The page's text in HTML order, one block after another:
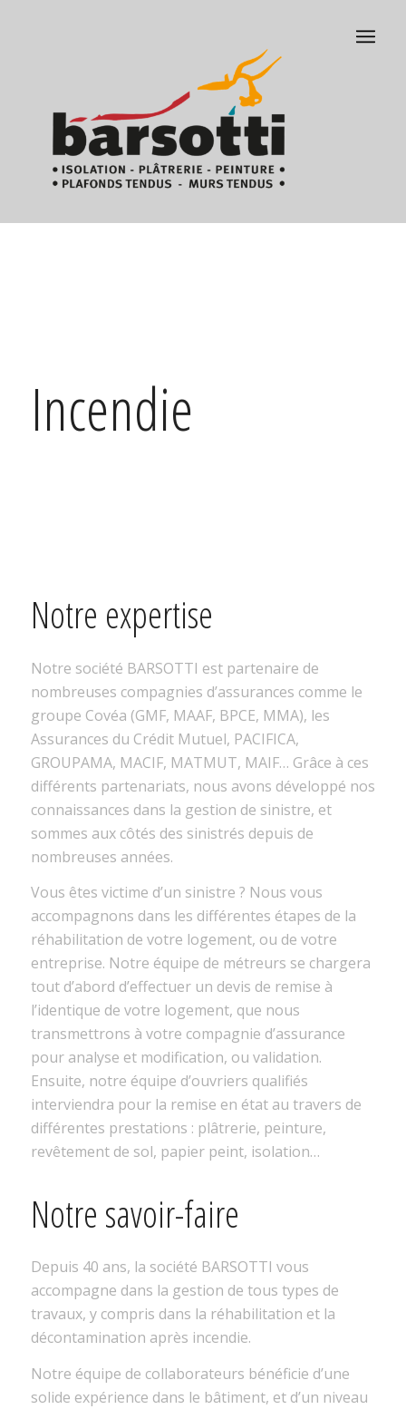
Incendie
Notre expertise
Notre société BARSOTTI est partenaire de
nombreuses compagnies d’assurances comme le
groupe Covéa (GMF, MAAF, BPCE, MMA), les
Assurances du Crédit Mutuel, PACIFICA,
GROUPAMA, MACIF, MATMUT, MAIF… Grâce à ces
différents partenariats, nous avons développé nos
connaissances dans la gestion de sinistre, et
sommes aux côtés des sinistrés depuis de
nombreuses années.
Vous êtes victime d’un sinistre ? Nous vous
accompagnons dans les différentes étapes de la
réhabilitation de votre logement, ou de votre
entreprise. Notre équipe de métreurs se chargera
tout d’abord d’effectuer un devis de remise à
l’identique de votre logement, que nous
transmettrons à votre compagnie d’assurance
pour analyse et modification, ou validation.
Ensuite, notre équipe d’ouvriers qualifiés
interviendra pour la remise en état au travers de
différentes prestations : plâtrerie, peinture,
revêtement de sol, papier peint, isolation…
Notre savoir-faire
Depuis 40 ans, la société BARSOTTI vous
accompagne dans la gestion de tous types de
travaux, y compris dans la réhabilitation et la
décontamination après incendie.
Notre équipe de collaborateurs bénéficie d’une
solide expérience dans le bâtiment, et d’un niveau